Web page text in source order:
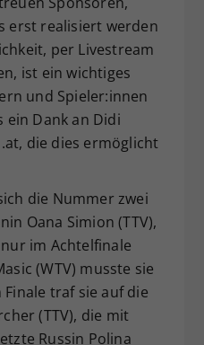
erst realisiert werden
per Livestream
ist ein wichtiges
und Spieler:innen
ein Dank an Didi
die dies ermöglicht
die Nummer zwei
Oana Simion (TTV),
im Achtelfinale
(WTV) musste sie
Finale traf sie auf die
(TTV), die mit
Russin Polina